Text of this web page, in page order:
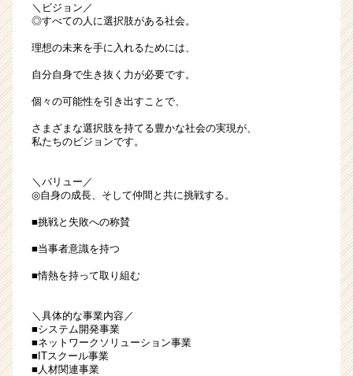
＼ビジョン／
◎すべての人に選択肢がある社会。
理想の未来を手に入れるためには、
自分自身で生き抜く力が必要です。
個々の可能性を引き出すことで、
さまざまな選択肢を持てる豊かな社会の実現が、
私たちのビジョンです。
＼バリュー／
◎自身の成長、そして仲間と共に挑戦する。
■挑戦と失敗への称賛
■当事者意識を持つ
■情熱を持って取り組む
＼具体的な事業内容／
■システム開発事業
■ネットワークソリューション事業
■ITスクール事業
■人材関連事業